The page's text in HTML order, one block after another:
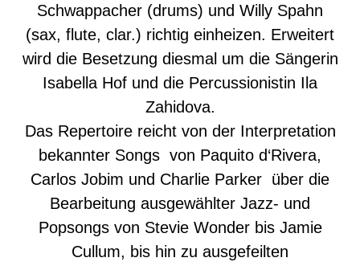
Schwappacher (drums) und Willy Spahn
(sax, flute, clar.) richtig einheizen. Erweitert
wird die Besetzung diesmal um die Sängerin
Isabella Hof und die Percussionistin Ila
Zahidova.
Das Repertoire reicht von der Interpretation
bekannter Songs von Paquito d‘Rivera,
Carlos Jobim und Charlie Parker über die
Bearbeitung ausgewählter Jazz- und
Popsongs von Stevie Wonder bis Jamie
Cullum, bis hin zu ausgefeilten